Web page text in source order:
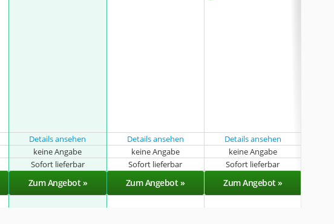
Details ansehen Details ansehen
Details ansehen
keine Angabe keine Angabe keine Angabe
Sofort lieferbar Sofort lieferbar Sofort lieferbar
Zum Angebot » Zum Angebot » Zum Angebot »